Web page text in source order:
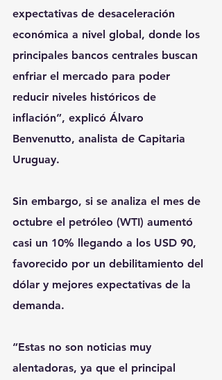
expectativas de desaceleración
económica a nivel global, donde los
principales bancos centrales buscan
enfriar el mercado para poder
reducir niveles históricos de
inflación”, explicó Álvaro
Benvenutto, analista de Capitaria
Uruguay.
Sin embargo, si se analiza el mes de
octubre el petróleo (WTI) aumentó
casi un 10% llegando a los USD 90,
favorecido por un debilitamiento del
dólar y mejores expectativas de la
demanda.
“Estas no son noticias muy
alentadoras, ya que el principal